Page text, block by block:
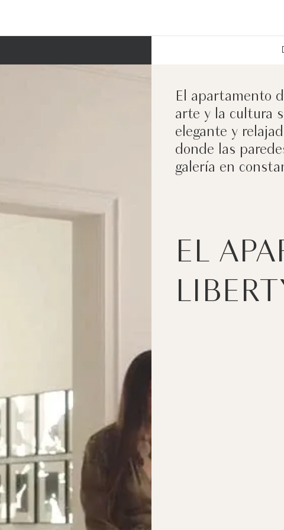
El apartamento
arte y la cultura
elegante y
donde las
galería en
EL